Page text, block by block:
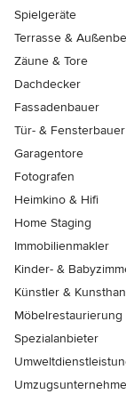
Spielgeräte
Terrasse &
Zäune & Tore
Dachdecker
Fassadenbauer
Tür- & Fensterbauer
Garagentore
Fotografen
Heimkino & Hifi
Home Staging
Immobilienmakler
Kinder- &
Künstler &
Möbelrestaurierung
Spezialanbieter